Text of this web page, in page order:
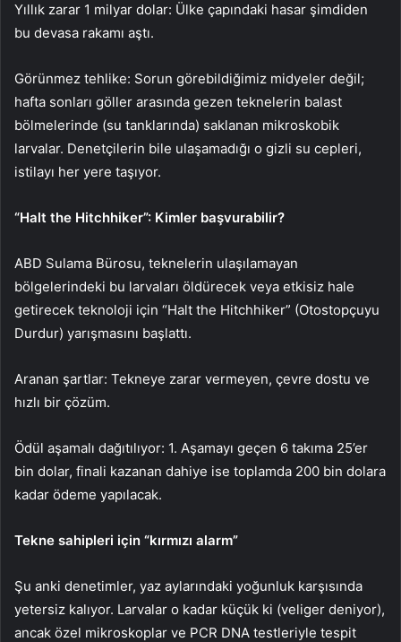
Yıllık zarar 1 milyar dolar: Ülke çapındaki hasar şimdiden
bu devasa rakamı aştı.
Görünmez tehlike: Sorun görebildiğimiz midyeler değil;
hafta sonları göller arasında gezen teknelerin balast
bölmelerinde (su tanklarında) saklanan mikroskobik
larvalar. Denetçilerin bile ulaşamadığı o gizli su cepleri,
istilayı her yere taşıyor.
“Halt the Hitchhiker”: Kimler başvurabilir?
ABD Sulama Bürosu, teknelerin ulaşılamayan
bölgelerindeki bu larvaları öldürecek veya etkisiz hale
getirecek teknoloji için “Halt the Hitchhiker” (Otostopçuyu
Durdur) yarışmasını başlattı.
Aranan şartlar: Tekneye zarar vermeyen, çevre dostu ve
hızlı bir çözüm.
Ödül aşamalı dağıtılıyor: 1. Aşamayı geçen 6 takıma 25’er
bin dolar, finali kazanan dahiye ise toplamda 200 bin dolara
kadar ödeme yapılacak.
Tekne sahipleri için “kırmızı alarm”
Şu anki denetimler, yaz aylarındaki yoğunluk karşısında
yetersiz kalıyor. Larvalar o kadar küçük ki (veliger deniyor),
ancak özel mikroskoplar ve PCR DNA testleriyle tespit